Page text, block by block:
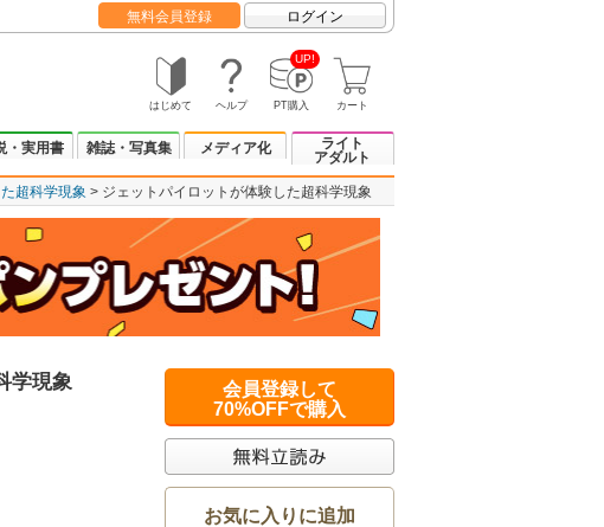
無料会員登録 ログイン
はじめて ヘルプ
UP!
PT購入 カート
・実用書 雑誌・写真集 メディア化
ライト
アダルト
超科学現象 ジェットパイロットが体験した超科学現象
学現象
会員登録して
70%OFFで購入
お気に入りに追加